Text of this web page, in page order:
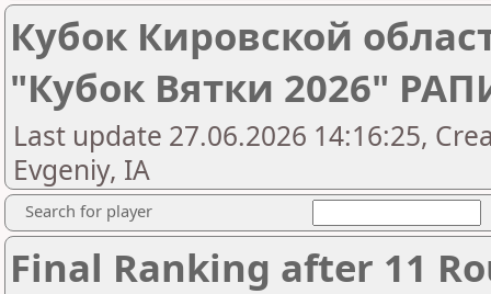
Кубок Кировской
"Кубок Вятки 2026"
Last update 27.06.2026 14:16:25,
Evgeniy, IA
Search for player
Final Ranking after 11